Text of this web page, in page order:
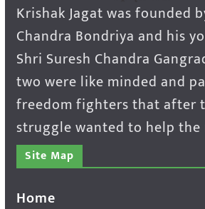
Krishak Jagat was founded
Chandra Bondriya and his
Shri Suresh Chandra
two were like minded and
freedom fighters that after
struggle wanted to help
Site Map
Home